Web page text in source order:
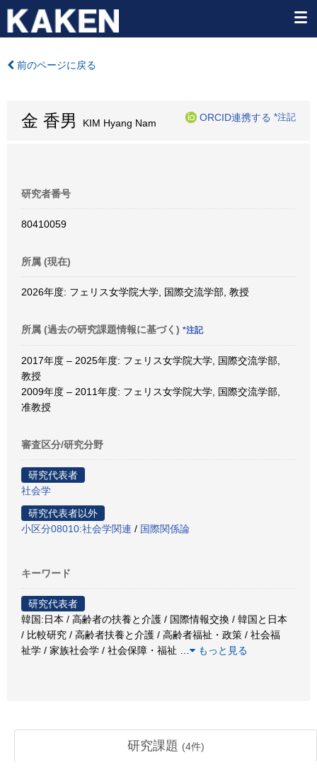
前のページに戻る
金 香男 KIM Hyang Nam
ORCID連携する *注記
研究者番号
80410059
所属 (現在)
2026年度: フェリス女学院大学, 国際交流学部, 教授
所属 (過去の研究課題情報に基づく) *注記
2017年度 – 2025年度: フェリス女学院大学, 国際交流学部,
教授
2009年度 – 2011年度: フェリス女学院大学, 国際交流学部,
准教授
審査区分/研究分野
研究代表者
社会学
研究代表者以外
小区分08010:社会学関連 / 国際関係論
キーワード
研究代表者
韓国:日本 / 高齢者の扶養と介護 / 国際情報交換 / 韓国と日本
/ 比較研究 / 高齢者扶養と介護 / 高齢者福祉・政策 / 社会福
祉学 / 家族社会学 / 社会保障・福祉
もっと見る
研究課題 (4件)